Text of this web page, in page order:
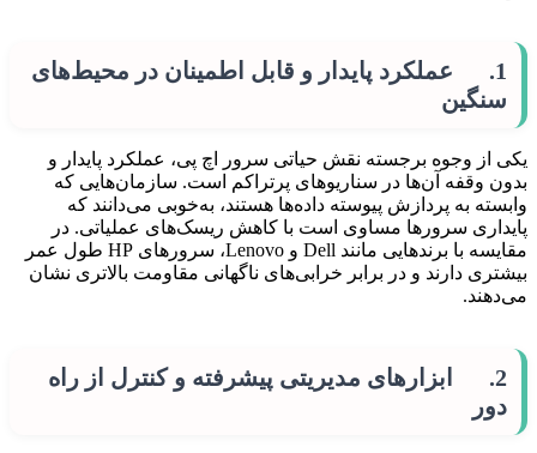
1. عملکرد پایدار و قابل اطمینان در محیط‌های
سنگین
یکی از وجوه برجسته نقش حیاتی سرور اچ پی، عملکرد پایدار و
بدون وقفه آن‌ها در سناریوهای پرتراکم است. سازمان‌هایی که
وابسته به پردازش پیوسته داده‌ها هستند، به‌خوبی می‌دانند که
پایداری سرورها مساوی است با کاهش ریسک‌های عملیاتی. در
مقایسه با برندهایی مانند Dell و Lenovo، سرورهای HP طول عمر
بیشتری دارند و در برابر خرابی‌های ناگهانی مقاومت بالاتری نشان
می‌دهند.
2. ابزارهای مدیریتی پیشرفته و کنترل از راه
دور